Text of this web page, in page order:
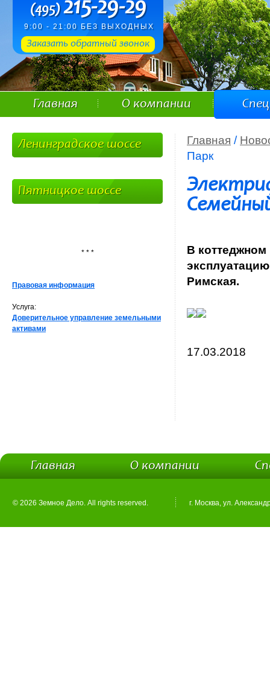
(495)215-29-29
9:00 - 21:00 БЕЗ ВЫХОДНЫХ
Заказать обратный звонок
Главная О компании
Главная /
Парк
В
Римская.
17.03.2018
Ленинградское шоссе
Пятницкое шоссе
* * *
Правовая информация
Услуга:
Доверительное управление земельными
активами
Главная О компании
© 2026 Земное Дело. All rights reserved. г. Москва, ул.